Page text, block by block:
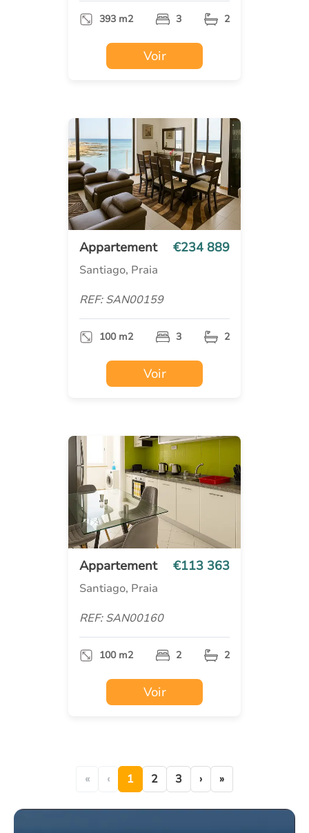
393 m2 3 2
Voir
Appartement €234 889
Santiago, Praia
REF: SAN00159
100 m2 3 2
Voir
Appartement €113 363
Santiago, Praia
REF: SAN00160
100 m2 2 2
Voir
« ‹ 1 2 3 › »